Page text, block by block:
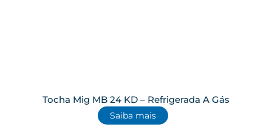
Tocha Mig MB 24 KD – Refrigerada A Gás
Saiba mais